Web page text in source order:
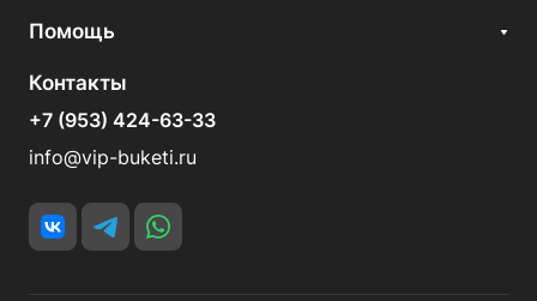
Помощь
Контакты
+7 (953) 424-63-33
info@vip-buketi.ru